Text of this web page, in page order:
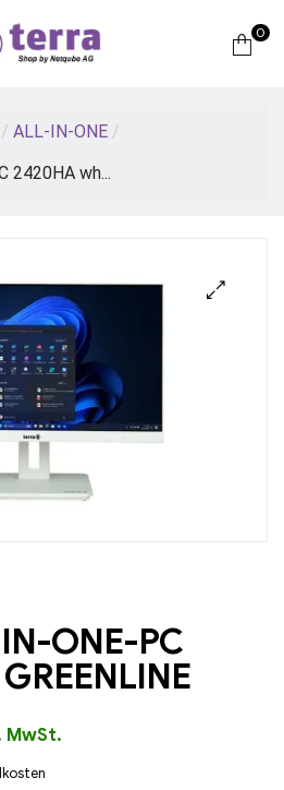
0
/ ALL-IN-ONE /
2420HA wh...
ONE-PC
MwSt.